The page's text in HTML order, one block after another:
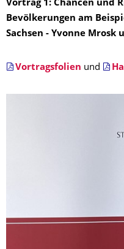
Vortrag 1: Chancen und
Bevölkerungen am
Sachsen - Yvonne Mrosk
Vortragsfolien und